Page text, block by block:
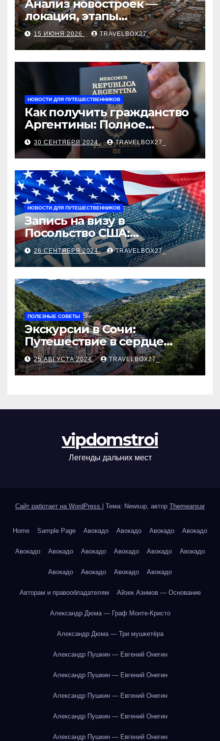
Анализ новостроек —
локация, этапы
строительства, проверка
застройщика, сценарии
оформления сделки и
рыночные ориентиры
15 ИЮНЯ 2026 TRAVELBOX27_
НОВОСТИ ДЛЯ ПУТЕШЕСТВЕННИКОВ
Как получить гражданство
Аргентины: Полное
руководство
30 СЕНТЯБРЯ 2024 TRAVELBOX27_
НОВОСТИ ДЛЯ ПУТЕШЕСТВЕННИКОВ
Запись на визу в
Посольство США:
Пошаговое руководство
26 СЕНТЯБРЯ 2024 TRAVELBOX27_
ПОЛЕЗНЫЕ СОВЕТЫ
Экскурсии в Сочи:
Путешествие в сердце
Черноморского курорта
25 АВГУСТА 2024 TRAVELBOX27_
vipdomstroi
Легенды дальних мест
Сайт работает на WordPress Тема: Newsup, автор Themeansar
Home Sample Page Авокадо Авокадо Авокадо Авокадо
Авокадо Авокадо Авокадо Авокадо Авокадо Авокадо
Авокадо Авокадо Авокадо Авокадо
Авторам и правообладателям Айзек Азимов — Основание
Александр Дюма — Граф Монте-Кристо
Александр Дюма — Три мушкетёра
Александр Пушкин — Евгений Онегин
Александр Пушкин — Евгений Онегин
Александр Пушкин — Евгений Онегин
Александр Пушкин — Евгений Онегин
Александр Пушкин — Евгений Онегин